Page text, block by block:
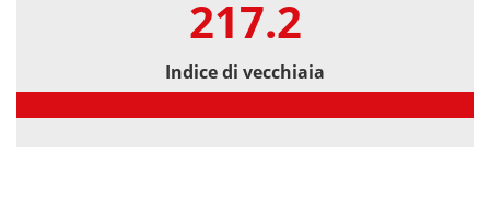
217.2
Indice di vecchiaia